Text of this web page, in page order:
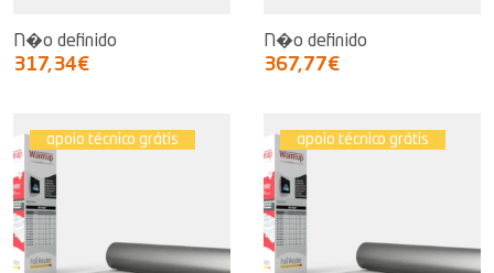
N�o definido
317,34€
N�o definido
367,77€
apoio técnico grátis apoio técnico grátis